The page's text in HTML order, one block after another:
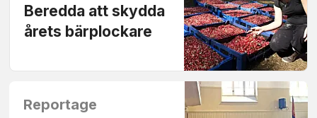
Beredda att skydda
årets bärplockare
Reportage